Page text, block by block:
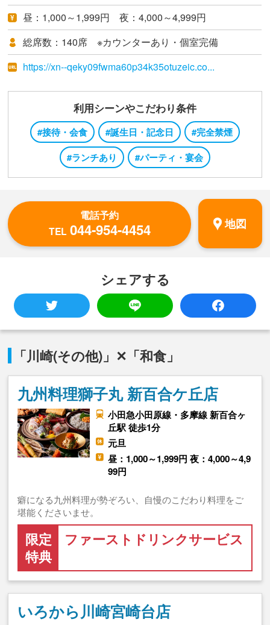
昼：1,000～1,999円 夜：4,000～4,999円
総席数：140席 ※カウンターあり・個室完備
https://xn--qeky09fwma60p34k35otuzeic.co...
利用シーンやこだわり条件
#接待・会食 #誕生日・記念日
#完全禁煙
#ランチあり
#パーティ・宴会
電話予約
TEL 044-954-4454 地図
シェアする
「川崎(その他)」✕「和食」
九州料理獅子丸 新百合ケ丘店
小田急小田原線・多摩線 新百合ヶ
丘駅 徒歩1分
元旦
昼：1,000～1,999円 夜：4,000～4,9
99円
癖になる九州料理が勢ぞろい、自慢のこだわり料理をご
堪能くださいませ。
限定
特典
ファーストドリンクサービス
いろから川崎宮崎台店